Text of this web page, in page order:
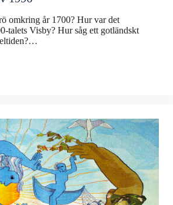
omkring år 1700? Hur var det
talets Visby? Hur såg ett gotländskt